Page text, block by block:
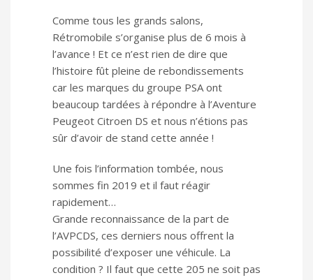
Comme tous les grands salons,
Rétromobile s’organise plus de 6 mois à
l’avance ! Et ce n’est rien de dire que
l’histoire fût pleine de rebondissements
car les marques du groupe PSA ont
beaucoup tardées à répondre à l’Aventure
Peugeot Citroen DS et nous n’étions pas
sûr d’avoir de stand cette année !
Une fois l’information tombée, nous
sommes fin 2019 et il faut réagir
rapidement…
Grande reconnaissance de la part de
l’AVPCDS, ces derniers nous offrent la
possibilité d’exposer une véhicule. La
condition ? Il faut que cette 205 ne soit pas